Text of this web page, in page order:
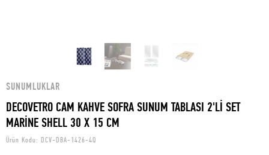
SUNUMLUKLAR
DECOVETRO CAM KAHVE SOFRA SUNUM TABLASI 2'Lİ SET
MARİNE SHELL 30 X 15 CM
Ürün Kodu: DCV-DBA-1426-4Q